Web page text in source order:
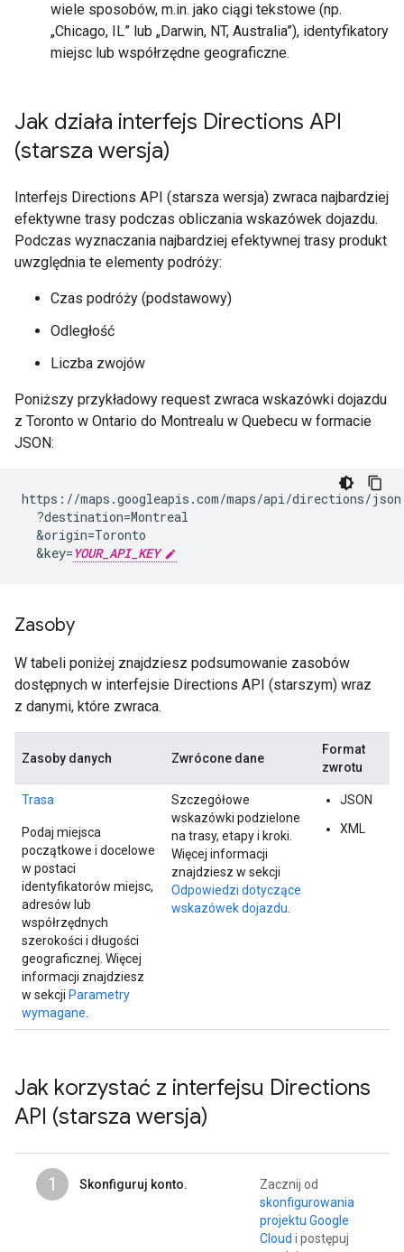
wiele sposobów, m.in. jako ciągi tekstowe (np.
„Chicago, IL” lub „Darwin, NT, Australia”), identyfikatory
miejsc lub współrzędne geograficzne.
Jak działa interfejs Directions API
(starsza wersja)
Interfejs Directions API (starsza wersja) zwraca najbardziej
efektywne trasy podczas obliczania wskazówek dojazdu.
Podczas wyznaczania najbardziej efektywnej trasy produkt
uwzględnia te elementy podróży:
Czas podróży (podstawowy)
Odległość
Liczba zwojów
Poniższy przykładowy request zwraca wskazówki dojazdu
z Toronto w Ontario do Montrealu w Quebecu w formacie
JSON:
https://maps.googleapis.com/maps/api/directions/json
  ?destination=Montreal
  &origin=Toronto
  &key=
YOUR_API_KEY
Zasoby
W tabeli poniżej znajdziesz podsumowanie zasobów
dostępnych w interfejsie Directions API (starszym) wraz
z danymi, które zwraca.
Zasoby danych Zwrócone dane
Format
zwrotu
Trasa
Podaj miejsca
początkowe i docelowe
w postaci
identyfikatorów miejsc,
adresów lub
współrzędnych
szerokości i długości
geograficznej. Więcej
informacji znajdziesz
w sekcji Parametry
wymagane.
Szczegółowe
wskazówki podzielone
na trasy, etapy i kroki.
Więcej informacji
znajdziesz w sekcji
Odpowiedzi dotyczące
wskazówek dojazdu.
JSON
XML
Jak korzystać z interfejsu Directions
API (starsza wersja)
1 Skonfiguruj konto.
Zacznij od
skonfigurowania
projektu Google
Cloud i postępuj